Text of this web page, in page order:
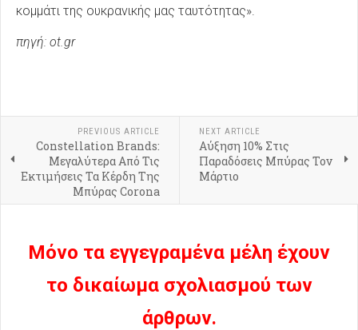
κομμάτι της ουκρανικής μας ταυτότητας».
πηγή: ot.gr
PREVIOUS ARTICLE
Constellation Brands:
Μεγαλύτερα Από Τις
Εκτιμήσεις Τα Κέρδη Της
Μπύρας Corona
NEXT ARTICLE
Αύξηση 10% Στις
Παραδόσεις Μπύρας Τον
Μάρτιο
Μόνο τα εγγεγραμένα μέλη έχουν
το δικαίωμα σχολιασμού των
άρθρων.